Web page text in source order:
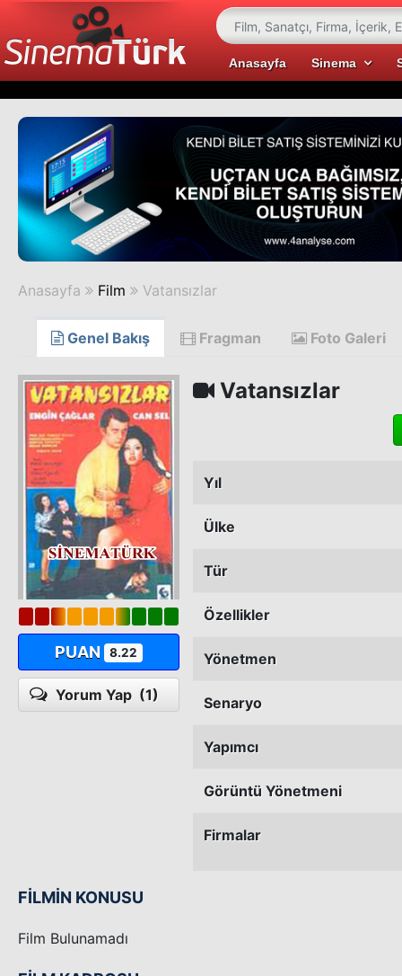
Anasayfa Sinema
Anasayfa Film Vatansızlar
Genel Bakış Fragman Foto Galeri
PUAN 8.22
Yorum Yap (1)
Vatansızlar
Yıl
Ülke
Tür
Özellikler
Yönetmen
Senaryo
Yapımcı
Görüntü Yönetmeni
Firmalar
FİLMİN KONUSU
Film Bulunamadı